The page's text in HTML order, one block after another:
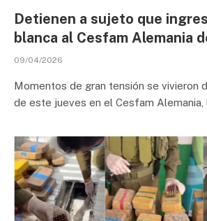
Detienen a sujeto que
blanca al Cesfam Alemania
09/04/2026
Momentos de gran tensión se vivieron
de este jueves en el Cesfam